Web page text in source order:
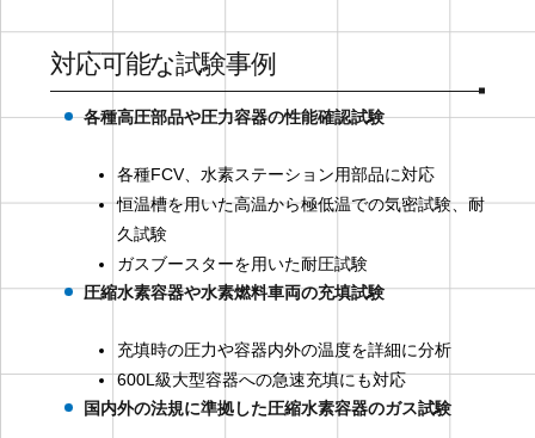
対応可能な試験事例
各種高圧部品や圧力容器の性能確認試験
各種FCV、水素ステーション用部品に対応
恒温槽を用いた高温から極低温での気密試験、耐
久試験
ガスブースターを用いた耐圧試験
圧縮水素容器や水素燃料車両の充填試験
充填時の圧力や容器内外の温度を詳細に分析
600L級大型容器への急速充填にも対応
国内外の法規に準拠した圧縮水素容器のガス試験